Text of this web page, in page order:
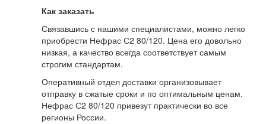
Как заказать
Связавшись с нашими специалистами, можно легко
приобрести Нефрас С2 80/120. Цена его довольно
низкая, а качество всегда соответствует самым
строгим стандартам.
Оперативный отдел доставки организовывает
отправку в сжатые сроки и по оптимальным ценам.
Нефрас С2 80/120 привезут практически во все
регионы России.